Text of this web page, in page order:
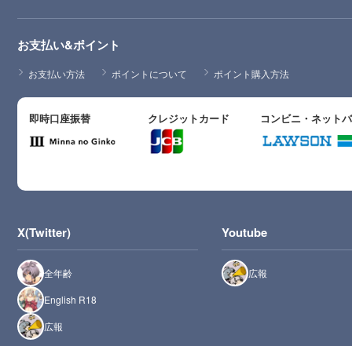
お支払い&ポイント
お支払い方法 ポイントについて ポイント購入方法
即時口座振替 クレジットカード コンビニ・ネット
X(Twitter)
全年齢
English R18
広報
Youtube
広報